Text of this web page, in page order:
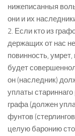
нижеписанныя
они и их
2. Если кто из
держащих от нас
повинность,
будет
он (наследник)
уплаты
графа (должен
фунтов
целую баронию